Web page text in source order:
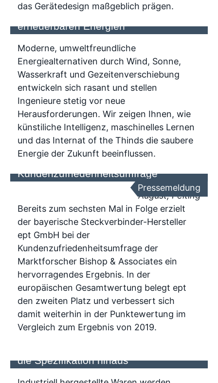
das Gerätedesign maßgeblich prägen.
erneuerbaren Energien
Moderne, umweltfreundliche
Energiealternativen durch Wind, Sonne,
Wasserkraft und Gezeitenverschiebung
entwickeln sich rasant und stellen
Ingenieure stetig vor neue
Herausforderungen. Wir zeigen Ihnen, wie
künstiliche Intelligenz, maschinelles Lernen
und das Internat of the Thinds die saubere
Energie der Zukunft beeinflussen.
Kundenzufriedenheitsumfrage
Pressemeldung
August, Peiting
Bereits zum sechsten Mal in Folge erzielt
der bayerische Steckverbinder-Hersteller
ept GmbH bei der
Kundenzufriedenheitsumfrage der
Marktforscher Bishop & Associates ein
hervorragendes Ergebnis. In der
europäischen Gesamtwertung belegt ept
den zweiten Platz und verbessert sich
damit weiterhin in der Punktewertung im
Vergleich zum Ergebnis von 2019.
die Spezifikation hinaus